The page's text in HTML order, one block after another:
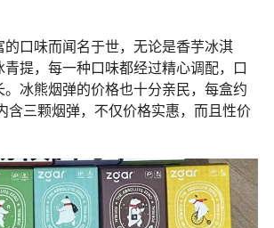
口味而闻名于世，无论是香芋冰淇
提，每一种口味都经过精心调配，口
冰熊烟弹的价格也十分亲民，每盒约
含三颗烟弹，不仅价格实惠，而且性价